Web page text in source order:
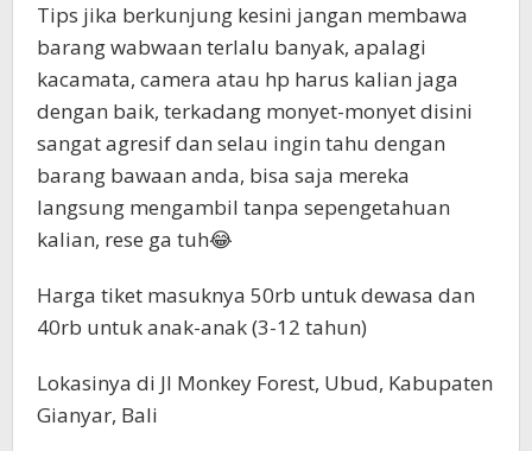
Tips jika berkunjung kesini jangan membawa
barang wabwaan terlalu banyak, apalagi
kacamata, camera atau hp harus kalian jaga
dengan baik, terkadang monyet-monyet disini
sangat agresif dan selau ingin tahu dengan
barang bawaan anda, bisa saja mereka
langsung mengambil tanpa sepengetahuan
kalian, rese ga tuh😂
Harga tiket masuknya 50rb untuk dewasa dan
40rb untuk anak-anak (3-12 tahun)
Lokasinya di Jl Monkey Forest, Ubud, Kabupaten
Gianyar, Bali